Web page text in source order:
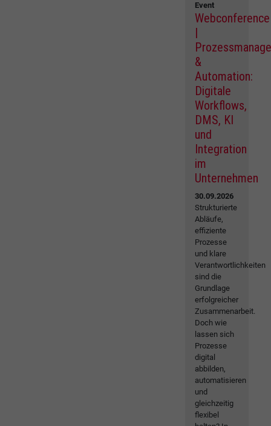
Event
Webconference
|
&
Automation:
Digitale
Workflows,
DMS, KI
und
Integration
im
Unternehmen
30.09.2026
Strukturierte
Abläufe,
effiziente
Prozesse
und klare
Verantwortlichkeiten
sind die
Grundlage
erfolgreicher
Zusammenarbeit.
Doch wie
lassen sich
Prozesse
digital
abbilden,
automatisieren
und
gleichzeitig
flexibel